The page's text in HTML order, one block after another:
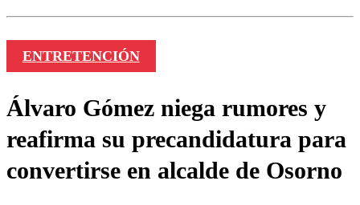
ENTRETENCIÓN
Álvaro Gómez niega rumores y
reafirma su precandidatura para
convertirse en alcalde de Osorno